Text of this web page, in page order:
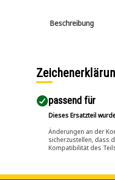
Beschreibung
passend für​
Dieses Ersatzteil
Änderungen an der
sicherzustellen, dass
Kompatibilität des